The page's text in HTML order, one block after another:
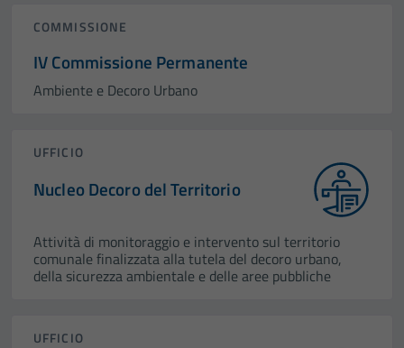
COMMISSIONE
IV Commissione Permanente
Ambiente e Decoro Urbano
UFFICIO
Nucleo Decoro del Territorio
Attività di monitoraggio e intervento sul territorio
comunale finalizzata alla tutela del decoro urbano,
della sicurezza ambientale e delle aree pubbliche
UFFICIO